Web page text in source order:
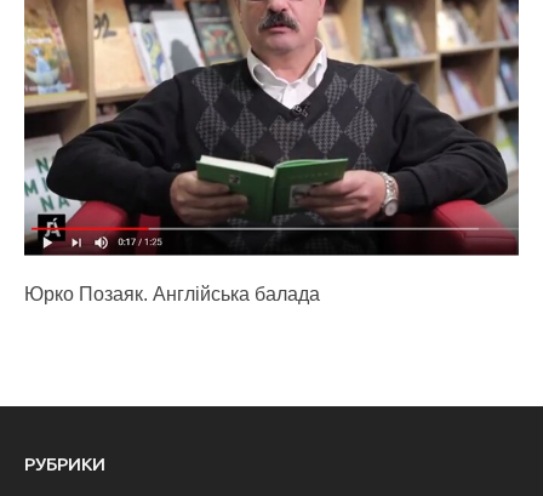
Юрко Позаяк. Англійська балада
РУБРИКИ